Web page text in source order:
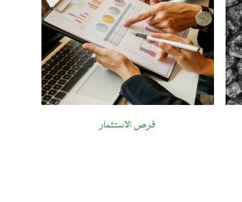
فرص الاستثمار